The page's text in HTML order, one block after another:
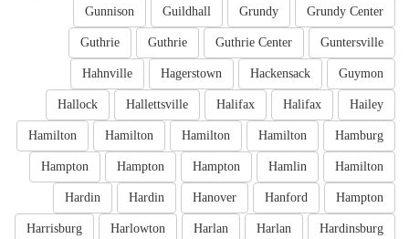
Grundy Center
Grundy
Guildhall
Gunnison
Guntersville
Guthrie Center
Guthrie
Guthrie
Guymon
Hackensack
Hagerstown
Hahnville
Hailey
Halifax
Halifax
Hallettsville
Hallock
Hamburg
Hamilton
Hamilton
Hamilton
Hamilton
Hamilton
Hamlin
Hampton
Hampton
Hampton
Hampton
Hanford
Hanover
Hardin
Hardin
Hardinsburg
Harlan
Harlan
Harlowton
Harrisburg